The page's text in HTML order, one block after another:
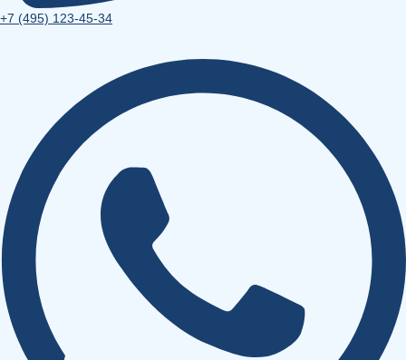
+7 (495) 123-45-34